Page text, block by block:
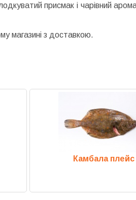
присмак і чарівний
магазині з доставкою.
Камбала плейс